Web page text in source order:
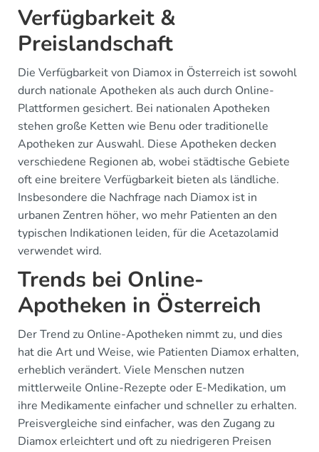
Verfügbarkeit &
Preislandschaft
Die Verfügbarkeit von Diamox in Österreich ist sowohl
durch nationale Apotheken als auch durch Online-
Plattformen gesichert. Bei nationalen Apotheken
stehen große Ketten wie Benu oder traditionelle
Apotheken zur Auswahl. Diese Apotheken decken
verschiedene Regionen ab, wobei städtische Gebiete
oft eine breitere Verfügbarkeit bieten als ländliche.
Insbesondere die Nachfrage nach Diamox ist in
urbanen Zentren höher, wo mehr Patienten an den
typischen Indikationen leiden, für die Acetazolamid
verwendet wird.
Trends bei Online-
Apotheken in Österreich
Der Trend zu Online-Apotheken nimmt zu, und dies
hat die Art und Weise, wie Patienten Diamox erhalten,
erheblich verändert. Viele Menschen nutzen
mittlerweile Online-Rezepte oder E-Medikation, um
ihre Medikamente einfacher und schneller zu erhalten.
Preisvergleiche sind einfacher, was den Zugang zu
Diamox erleichtert und oft zu niedrigeren Preisen